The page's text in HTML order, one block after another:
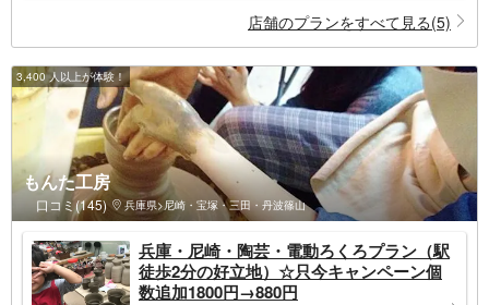
店舗のプランをすべて見る(5)
3,400 人以上が体験！
もんた工房
口コミ(145) 兵庫県>尼崎・宝塚・三田・丹波篠山
兵庫・尼崎・陶芸・電動ろくろプラン（駅
徒歩2分の好立地）☆只今キャンペーン個
数追加1800円→880円